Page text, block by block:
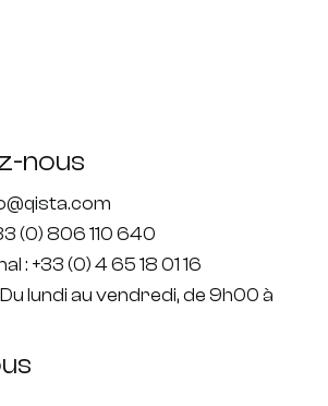
nous
(0) 806 110 640
: +33 (0) 4 65 18 01 16
lundi au vendredi, de 9h00 à